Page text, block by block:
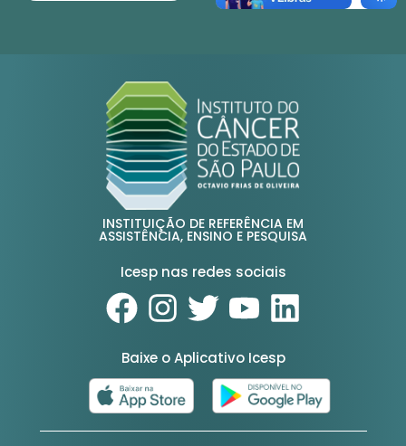
INSTITUIÇÃO DE REFERÊNCIA EM
ASSISTÊNCIA, ENSINO E PESQUISA
Icesp nas redes sociais
Baixe o Aplicativo Icesp